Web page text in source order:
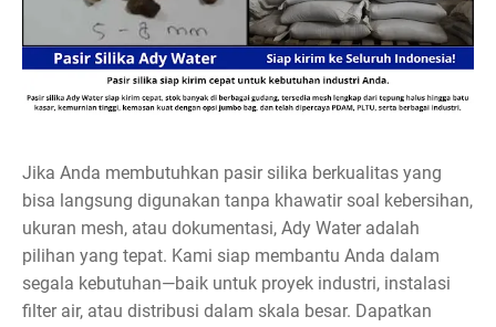
Jika Anda membutuhkan pasir silika berkualitas yang
bisa langsung digunakan tanpa khawatir soal kebersihan,
ukuran mesh, atau dokumentasi, Ady Water adalah
pilihan yang tepat. Kami siap membantu Anda dalam
segala kebutuhan—baik untuk proyek industri, instalasi
filter air, atau distribusi dalam skala besar. Dapatkan